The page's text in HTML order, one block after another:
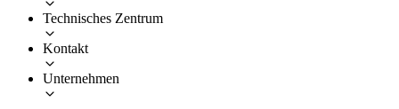
Technisches Zentrum
Kontakt
Unternehmen